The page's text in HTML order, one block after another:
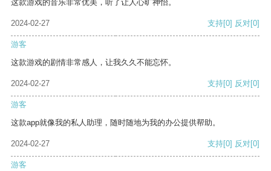
这款游戏的音乐非常优美，听了让人心旷神怡。
2024-02-27 支持[0] 反对[0]
游客
这款游戏的剧情非常感人，让我久久不能忘怀。
2024-02-27 支持[0] 反对[0]
游客
这款app就像我的私人助理，随时随地为我的办公提供帮助。
2024-02-27 支持[0] 反对[0]
游客